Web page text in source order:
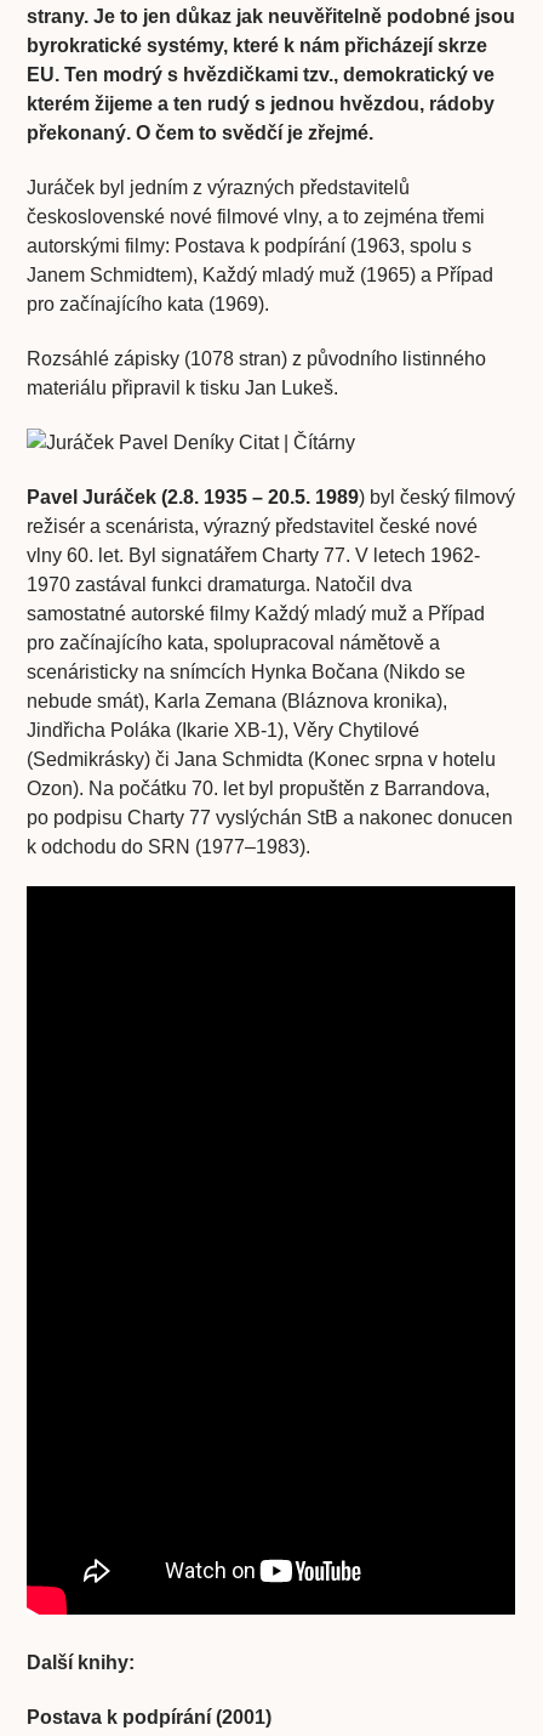
strany. Je to jen důkaz jak neuvěřitelně podobné jsou
byrokratické systémy, které k nám přicházejí skrze
EU. Ten modrý s hvězdičkami tzv., demokratický ve
kterém žijeme a ten rudý s jednou hvězdou, rádoby
překonaný. O čem to svědčí je zřejmé.
Juráček byl jedním z výrazných představitelů
československé nové filmové vlny, a to zejména třemi
autorskými filmy: Postava k podpírání (1963, spolu s
Janem Schmidtem), Každý mladý muž (1965) a Případ
pro začínajícího kata (1969).
Rozsáhlé zápisky (1078 stran) z původního listinného
materiálu připravil k tisku Jan Lukeš.
Pavel Juráček (2.8. 1935 – 20.5. 1989) byl český filmový
režisér a scenárista, výrazný představitel české nové
vlny 60. let. Byl signatářem Charty 77. V letech 1962-
1970 zastával funkci dramaturga. Natočil dva
samostatné autorské filmy Každý mladý muž a Případ
pro začínajícího kata, spolupracoval námětově a
scenáristicky na snímcích Hynka Bočana (Nikdo se
nebude smát), Karla Zemana (Bláznova kronika),
Jindřicha Poláka (Ikarie XB-1), Věry Chytilové
(Sedmikrásky) či Jana Schmidta (Konec srpna v hotelu
Ozon). Na počátku 70. let byl propuštěn z Barrandova,
po podpisu Charty 77 vyslýchán StB a nakonec donucen
k odchodu do SRN (1977–1983).
Další knihy:
Postava k podpírání (2001)